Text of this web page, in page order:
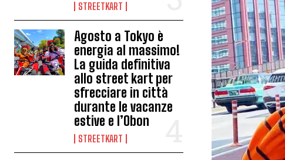
STREETKART
Agosto a Tokyo è
energia al massimo!
La guida definitiva
allo street kart per
sfrecciare in città
durante le vacanze
estive e l’Obon
STREETKART